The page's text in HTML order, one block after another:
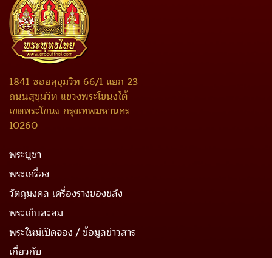
1841 ซอยสุขุมวิท 66/1 แยก 23
ถนนสุขุมวิท แขวงพระโขนงใต้
เขตพระโขนง กรุงเทพมหานคร
10260
พระบูชา
พระเครื่อง
วัตถุมงคล เครื่องรางของขลัง
พระเก็บสะสม
พระใหม่เปิดจอง / ข้อมูลข่าวสาร
เกี่ยวกับ